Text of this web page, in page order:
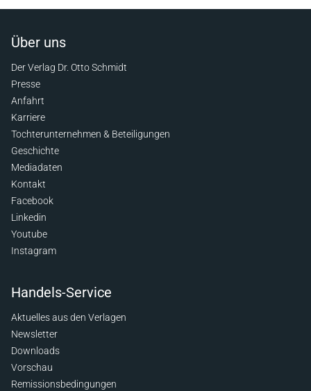
Über uns
Der Verlag Dr. Otto Schmidt
Presse
Anfahrt
Karriere
Tochterunternehmen & Beteiligungen
Geschichte
Mediadaten
Kontakt
Facebook
Linkedin
Youtube
Instagram
Handels-Service
Aktuelles aus den Verlagen
Newsletter
Downloads
Vorschau
Remissionsbedingungen